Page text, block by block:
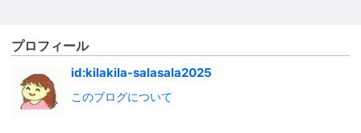
プロフィール
id:kilakila-salasala2025
このブログについて